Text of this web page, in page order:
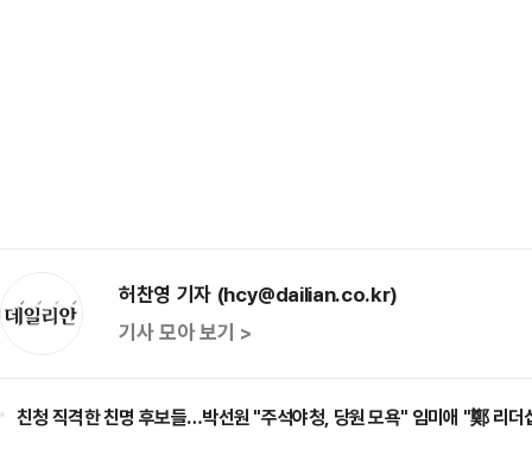
허찬영 기자 (hcy@dailian.co.kr)
기사 모아 보기 >
친청 직격한 친명 후보들…박선원 "주석야청, 당원 모욕" 임미애 "鄭 리더